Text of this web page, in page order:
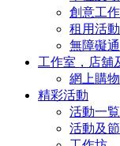
創意工
租用活
無障礙
工作室，店舖
網上購物
精彩活動
活動一覧
活動及節